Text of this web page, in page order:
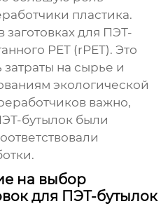
пластика.
заготовках для ПЭТ-
PET (rPET). Это
на сырье и
экологической
важно,
бутылок были
на выбор
для ПЭТ-бутылок